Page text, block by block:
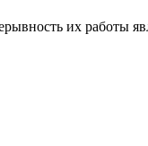
их работы